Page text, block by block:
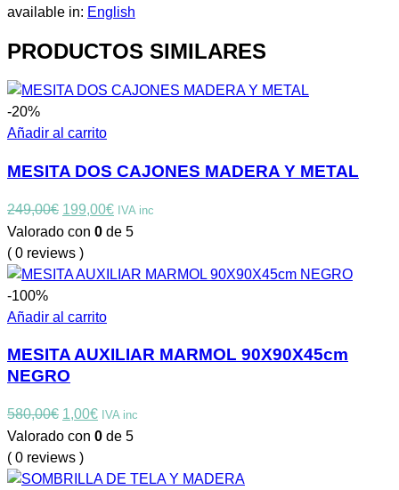
available in: English
PRODUCTOS SIMILARES
-20%
Añadir al carrito
MESITA DOS CAJONES MADERA Y METAL
249,00€ El
precio
original
era:
199,00€El
precio
es:
IVA inc
Valorado con 0 de 5
( 0 reviews )
-100%
Añadir al carrito
MESITA AUXILIAR MARMOL 90X90X45cm
NEGRO
580,00€ El
precio
original
era:
1,00€El
precio
es:
IVA inc
Valorado con 0 de 5
( 0 reviews )